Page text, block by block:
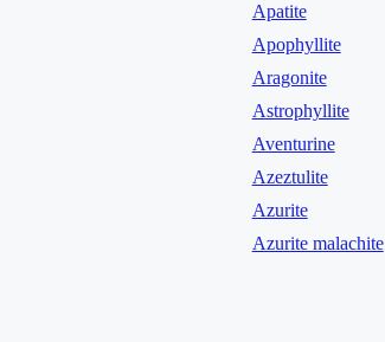
Apatite
Apophyllite
Aragonite
Astrophyllite
Aventurine
Azeztulite
Azurite
Azurite malachite